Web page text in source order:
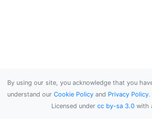
By using our site, you acknowledge that you
understand our Cookie Policy and Privacy Policy.
Licensed under cc by-sa 3.0 with